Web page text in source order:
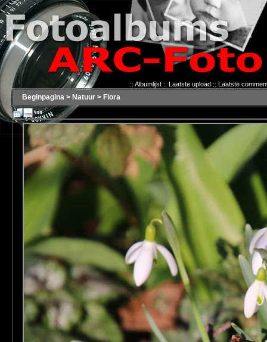
:: Albumlijst:: Laatste upload:: Laatste
Beginpagina > Natuur > Flora